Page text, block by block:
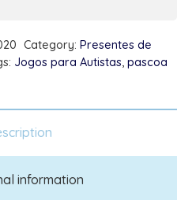
Category: Presentes de
Jogos para Autistas, pascoa
information